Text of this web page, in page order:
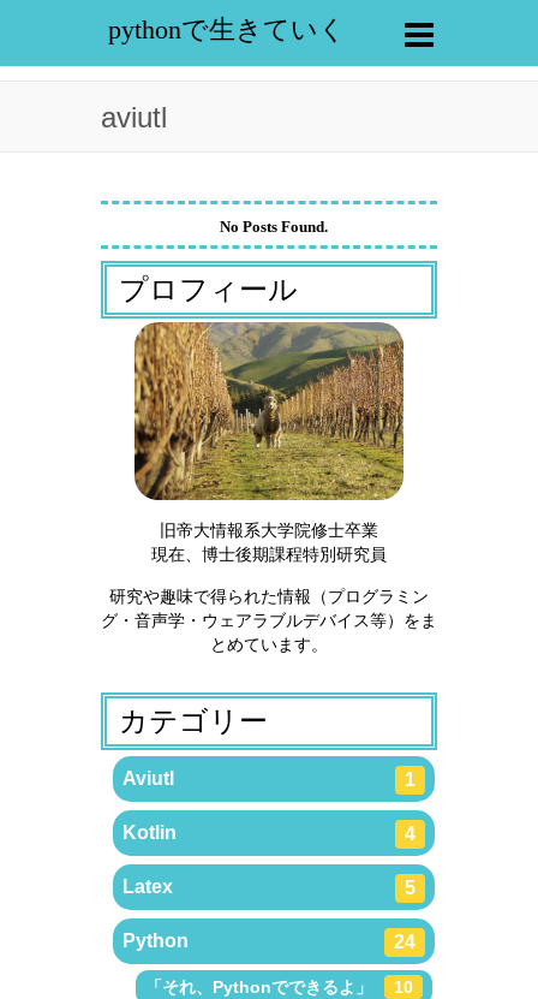
pythonで生きていく
aviutl
No Posts Found.
プロフィール
旧帝大情報系大学院修士卒業
現在、博士後期課程特別研究員
研究や趣味で得られた情報（プログラミン
グ・音声学・ウェアラブルデバイス等）をま
とめています。
カテゴリー
Aviutl 1
Kotlin 4
Latex 5
Python 24
「それ、Pythonでできるよ」
10